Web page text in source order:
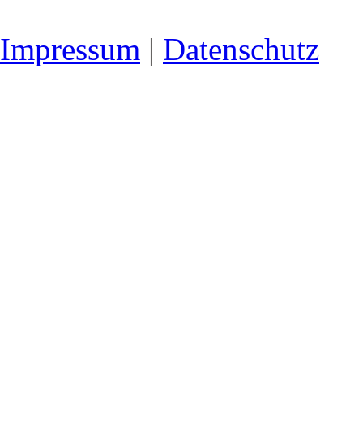
Impressum | Datenschutz